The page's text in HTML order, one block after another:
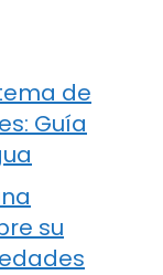
de
Guía
su